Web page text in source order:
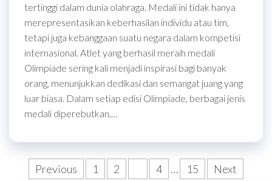
tertinggi dalam dunia olahraga. Medali ini tidak hanya
merepresentasikan keberhasilan individu atau tim,
tetapi juga kebanggaan suatu negara dalam kompetisi
internasional. Atlet yang berhasil meraih medali
Olimpiade sering kali menjadi inspirasi bagi banyak
orang, menunjukkan dedikasi dan semangat juang yang
luar biasa. Dalam setiap edisi Olimpiade, berbagai jenis
medali diperebutkan,…
PostsPrevious 1 2 4 … 15 Next